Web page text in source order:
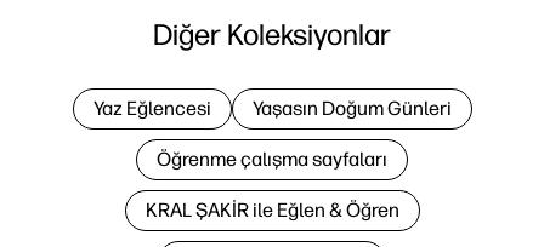
Diğer Koleksiyonlar
Yaz Eğlencesi Yaşasın Doğum Günleri
Öğrenme çalışma sayfaları
KRAL ŞAKİR ile Eğlen & Öğren